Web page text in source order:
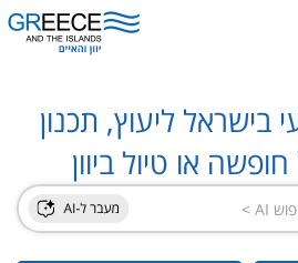
ליעוץ, תכנון
או טיול ביוון